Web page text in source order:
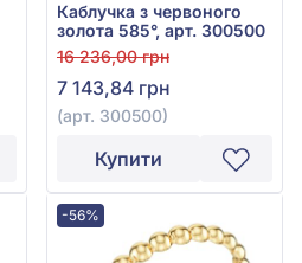
Каблучка з червоного
золота 585°, арт. 300500
16 236,00 грн
7 143,84 грн
(арт. 300500)
Купити
-56%